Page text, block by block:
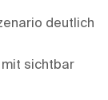
deutlich
mit sichtbar